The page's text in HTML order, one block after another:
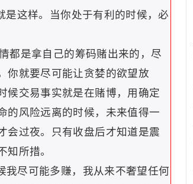
这样。当你处于有利的时候，必
都是拿自己的筹码赌出来的，尽
你就要尽可能让贪婪的欲望放
候交易事实就是在赌博，用确定
的风险远离的时候，未来值得一
会过夜。只有收盘后才知道是震
所措。
尽可能多赚，我从来不奢望任何